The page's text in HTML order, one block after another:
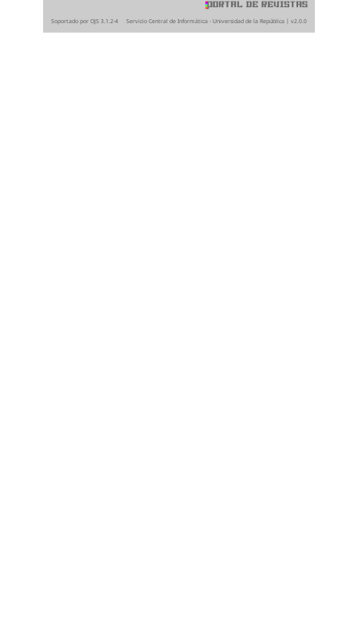
Soportado por OJS 3.1.2-4 Servicio Central de Informática - Universidad de la República | v2.0.0